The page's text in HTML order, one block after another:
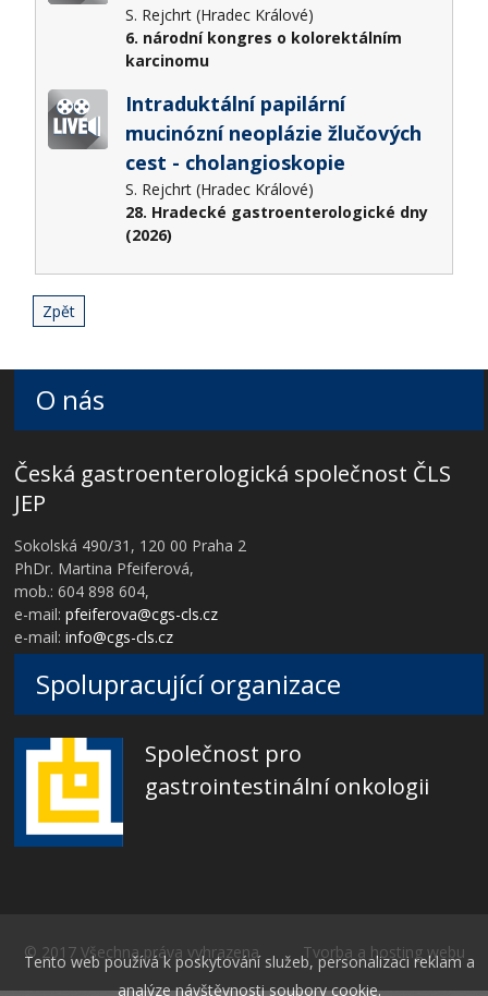
S. Rejchrt (Hradec Králové)
6. národní kongres o kolorektálním
karcinomu
Intraduktální papilární
mucinózní neoplázie žlučových
cest - cholangioskopie
S. Rejchrt (Hradec Králové)
28. Hradecké gastroenterologické dny
(2026)
Zpět
O nás
Česká gastroenterologická společnost ČLS
JEP
Sokolská 490/31, 120 00 Praha 2
PhDr. Martina Pfeiferová,
mob.: 604 898 604,
e-mail:pfeiferova@cgs-cls.cz
e-mail:info@cgs-cls.cz
Spolupracující organizace
Společnost pro
gastrointestinální onkologii
© 2017 Všechna práva vyhrazena Tvorba a hosting webu
Tento web používá k poskytování služeb, personalizaci reklam a
analýze návštěvnosti soubory cookie.